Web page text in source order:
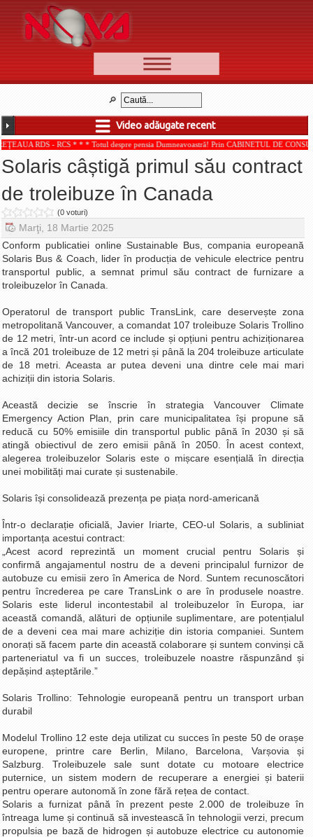
📰 Ştiri
🆕 Cele mai noi
Ştirile Nova TV
Poveşti din Braşov
Punct şi de la capăt
Faţă în faţă
Punctul pe I
BV-01-ADE
Aici pentru tine
De la Mic la Mare
La Ţintă
Subiecte grele
Dialoguri cu Ghişe
Replica Braşovului
Zona Neutră
Contact
Video adăugate recent
RDS - RCS * * * Totul despre pensia Dumneavoastră! Prin CABINETUL DE
Solaris câștigă primul său contract
de troleibuze în Canada
(0 voturi)
Marţi, 18 Martie 2025
Conform publicatiei online Sustainable Bus, compania europeană
Solaris Bus & Coach, lider în producția de vehicule electrice pentru
transportul public, a semnat primul său contract de furnizare a
troleibuzelor în Canada.
Operatorul de transport public TransLink, care deservește zona
metropolitană Vancouver, a comandat 107 troleibuze Solaris Trollino
de 12 metri, într-un acord ce include și opțiuni pentru achiziționarea
a încă 201 troleibuze de 12 metri și până la 204 troleibuze articulate
de 18 metri. Aceasta ar putea deveni una dintre cele mai mari
achiziții din istoria Solaris.
Această decizie se înscrie în strategia Vancouver Climate
Emergency Action Plan, prin care municipalitatea își propune să
reducă cu 50% emisiile din transportul public până în 2030 și să
atingă obiectivul de zero emisii până în 2050. În acest context,
alegerea troleibuzelor Solaris este o mișcare esențială în direcția
unei mobilități mai curate și sustenabile.
Solaris își consolidează prezența pe piața nord-americană
Într-o declarație oficială, Javier Iriarte, CEO-ul Solaris, a subliniat
importanța acestui contract:
„Acest acord reprezintă un moment crucial pentru Solaris și
confirmă angajamentul nostru de a deveni principalul furnizor de
autobuze cu emisii zero în America de Nord. Suntem recunoscători
pentru încrederea pe care TransLink o are în produsele noastre.
Solaris este liderul incontestabil al troleibuzelor în Europa, iar
această comandă, alături de opțiunile suplimentare, are potențialul
de a deveni cea mai mare achiziție din istoria companiei. Suntem
onorați să facem parte din această colaborare și suntem convinși că
parteneriatul va fi un succes, troleibuzele noastre răspunzând și
depășind așteptările.”
Solaris Trollino: Tehnologie europeană pentru un transport urban
durabil
Modelul Trollino 12 este deja utilizat cu succes în peste 50 de orașe
europene, printre care Berlin, Milano, Barcelona, Varșovia și
Salzburg. Troleibuzele sale sunt dotate cu motoare electrice
puternice, un sistem modern de recuperare a energiei și baterii
pentru operare autonomă în zone fără rețea de contact.
Solaris a furnizat până în prezent peste 2.000 de troleibuze în
întreaga lume și continuă să investească în tehnologii verzi, precum
propulsia pe bază de hidrogen și autobuze electrice cu autonomie